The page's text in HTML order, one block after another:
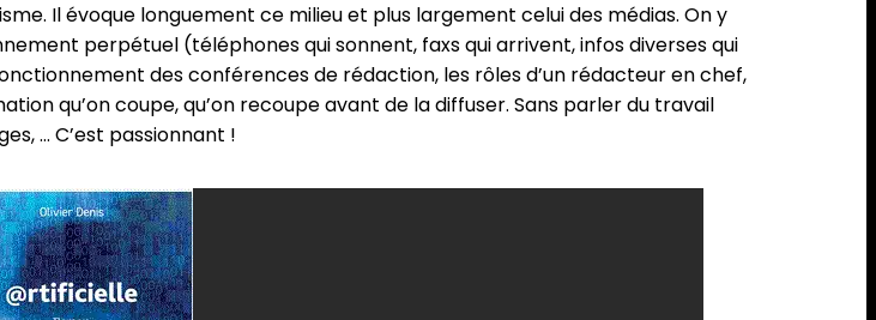
Il évoque longuement ce milieu et plus largement celui des médias. On y
perpétuel (téléphones qui sonnent, faxs qui arrivent, infos diverses qui
des conférences de rédaction, les rôles d’un rédacteur en chef,
qu’on coupe, qu’on recoupe avant de la diffuser. Sans parler du travail
… C’est passionnant !